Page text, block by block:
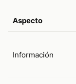
Aspecto
Información